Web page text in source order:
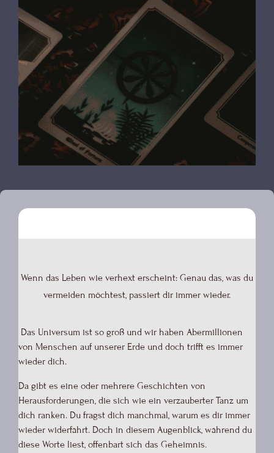
Wenn das Leben wie verhext erscheint: Genau das, was du
vermeiden möchtest, passiert dir immer wieder.
Das Universum ist so groß und wir haben Abermillionen
von Menschen auf unserer Erde und doch trifft es immer
wieder dich.
Da gibt es eine oder mehrere Geschichten von
Herausforderungen, die sich wie ein verzauberter Tanz um
dich ranken. Du fragst dich manchmal, warum es dir immer
wieder widerfährt. Doch in diesem Augenblick, während du
diese Worte liest, offenbart sich das Geheimnis.